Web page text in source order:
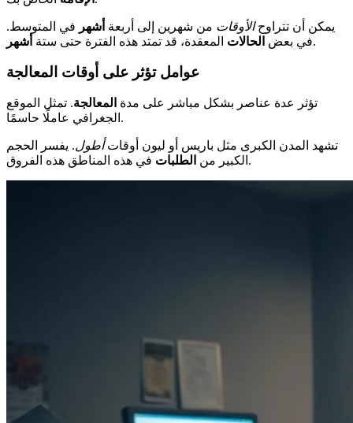
يمكن أن تتراوحالأوقات من شهرين إلى أربعة أشهر في المتوسط.
في بعض الحالات المعقدة، قد تمتد هذه الفترة حتى ستة أشهر .
عوامل تؤثر على أوقات المعالجة
تؤثر عدة عناصر بشكل مباشر على مدة المعالجة. تمثل الموقع
الجغرافي عاملًا حاسمًا.
تشهد المدن الكبرى مثل باريس أو ليون أوقاتأطول. يفسر الحجم
الكبير من الطلبات في هذه المناطق هذه الفروق.